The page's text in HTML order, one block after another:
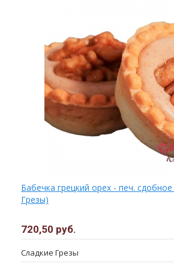
Бабечка грецкий орех - печ. сдобное
Грезы)
720,50 руб.
Сладкие Грезы